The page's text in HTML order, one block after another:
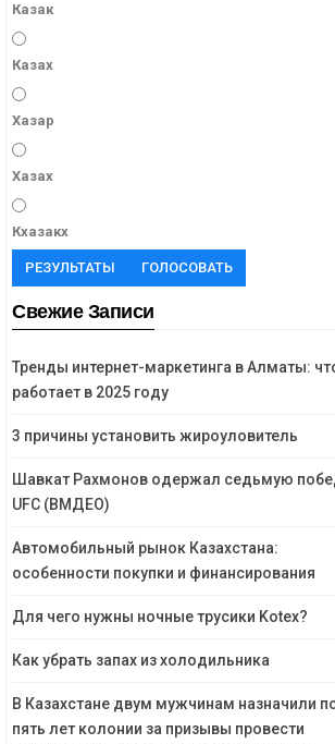
Казак
Казах
Хазар
Хазах
Кхазакх
РЕЗУЛЬТАТЫ ГОЛОСОВАТЬ
Свежие Записи
Тренды интернет-маркетинга в Алматы:
работает в 2025 году
3 причины установить жироуловитель
Шавкат Рахмонов одержал седьмую
UFC (ВМДЕО)
Автомобильный рынок Казахстана:
особенности покупки и финансирования
Для чего нужны ночные трусики Kotex?
Как убрать запах из холодильника
В Казахстане двум мужчинам назначили
пять лет колонии за призывы провести